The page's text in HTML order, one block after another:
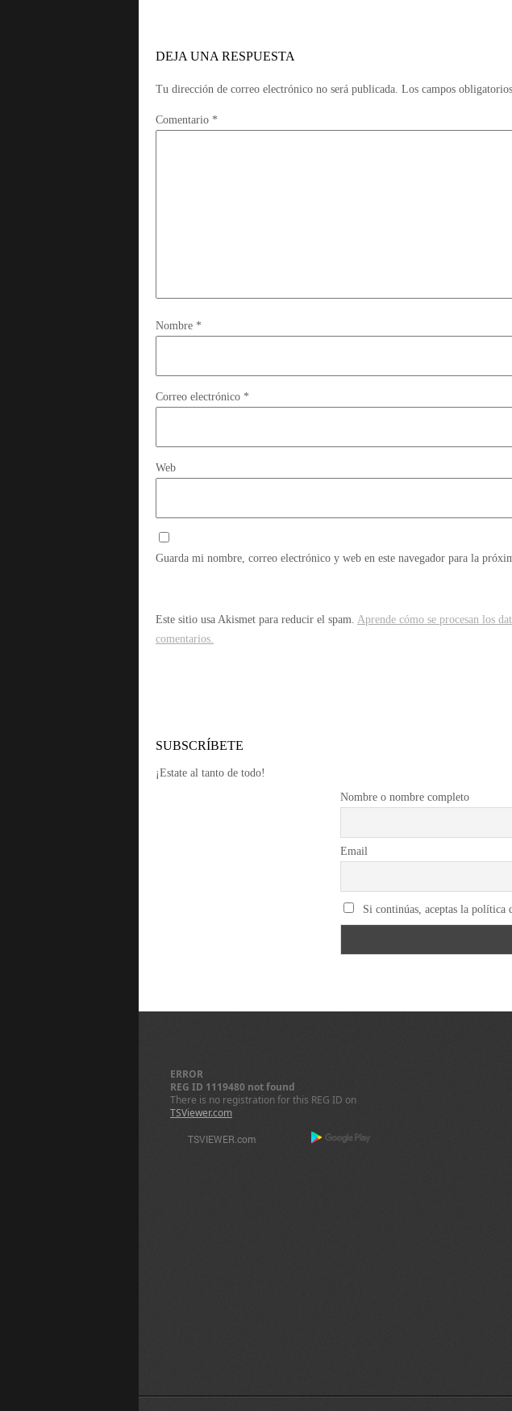
DEJA UNA RESPUESTA
Tu dirección de correo electrónico no será publicada. Los campos
Comentario *
Nombre *
Correo electrónico *
Web
Guarda mi nombre, correo electrónico y web en este navegador para la
Este sitio usa Akismet para reducir el spam. Aprende cómo se procesan los
comentarios.
SUBSCRÍBETE
¡Estate al tanto de todo!
Nombre o nombre completo
Email
Si continúas, aceptas la política
ERROR
REG ID 1119480 not found
There is no registration for this REG ID on
TSViewer.com